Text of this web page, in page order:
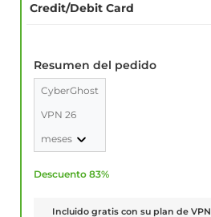
Credit/Debit Card
Resumen del pedido
CyberGhost
VPN 26
meses
Descuento 83%
Incluido gratis con su plan de VPN